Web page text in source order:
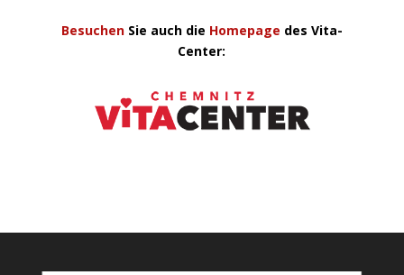
BesuchenSie auch die Homepage des Vita-
Center: